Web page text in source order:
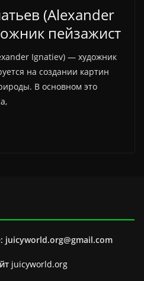
(Alexander
пейзажист
Ignatiev) — художник
на создании картин
В основном это
juicyworld.org@gmail.com
juicyworld.org